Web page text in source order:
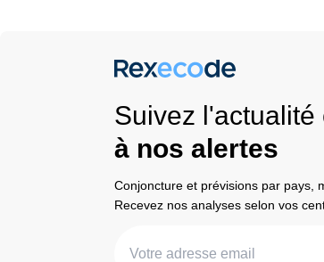
Suivez l'actualité
à nos alertes
Conjoncture et prévisions par pays,
Recevez nos analyses selon vos